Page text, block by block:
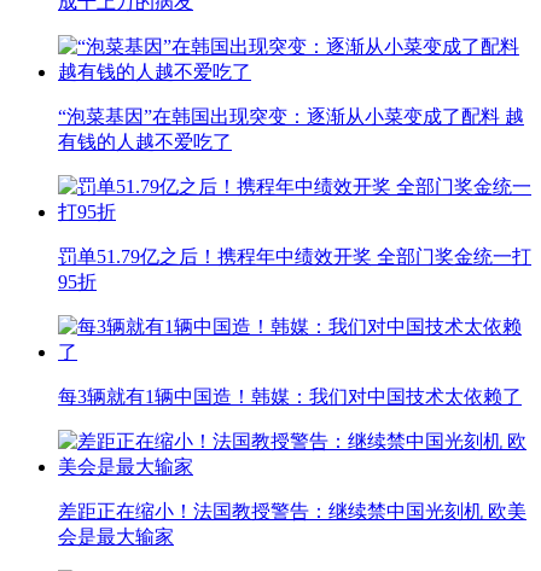
“泡菜基因”在韩国出现突变：逐渐从小菜变成了配料 越
有钱的人越不爱吃了
罚单51.79亿之后！携程年中绩效开奖 全部门奖金统一打
95折
每3辆就有1辆中国造！韩媒：我们对中国技术太依赖了
差距正在缩小！法国教授警告：继续禁中国光刻机 欧美
会是最大输家